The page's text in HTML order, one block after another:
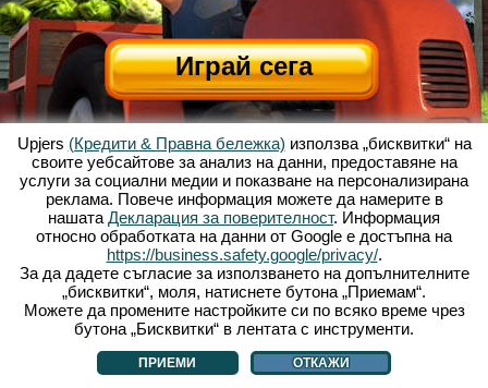
Играй сега
За Весела Ферма |Историята зад тази уеб базирана игра |Опциите
УЗП| Контакти/Кредити|Защита на личните данни |Правила|Форум|
Поддръжка|My Free Farm 2 App|Google Play|App Store|
Уеб игри - upjers.com|Управлявай Бисквитки
Upjers (Кредити & Правна бележка) използва „бисквитки“ на
своите уебсайтове за анализ на данни, предоставяне на
услуги за социални медии и показване на персонализирана
реклама. Повече информация можете да намерите в
нашата Декларация за поверителност. Информация
относно обработката на данни от Google е достъпна на
https://business.safety.google/privacy/.
За да дадете съгласие за използването на допълнителните
„бисквитки“, моля, натиснете бутона „Приемам“.
Можете да промените настройките си по всяко време чрез
бутона „Бисквитки“ в лентата с инструменти.
ПРИЕМИ ОТКАЖИ